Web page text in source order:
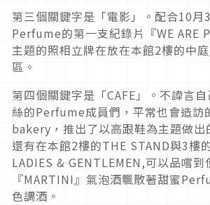
第三個關鍵字是「電影」。配合10月
Perfume的第一支紀錄片『WE ARE
主題的照相立牌在放在本館2樓的中
區。
第四個關鍵字是「CAFE」。不諱言
絲的Perfume成員們，平常也會造訪
bakery，推出了以高跟鞋為主題做出
還有在本館2樓的THE STAND與3樓
LADIES & GENTLEMEN,可以品嚐到
『MARTINI』氣泡酒飄散著甜蜜
色調酒。